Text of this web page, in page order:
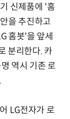
신제품에 '홈
을 추진하고
홈봇'을 앞세
분리한다. 카
역시 기존 로
LG전자가 로